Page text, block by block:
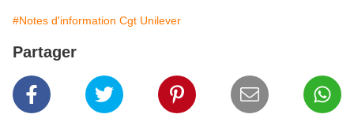
#Notes d'information Cgt Unilever
Partager